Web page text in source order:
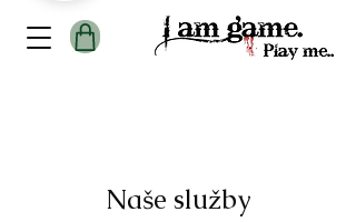
Naše služby